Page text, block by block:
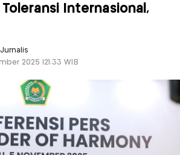
Internasional,
Jurnalis
2025 |21:33 WIB